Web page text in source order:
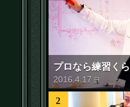
プロなら練習く
2016 .4.17 日
2